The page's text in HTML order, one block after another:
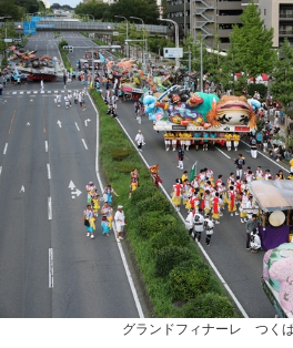
グランドフィナーレ つく